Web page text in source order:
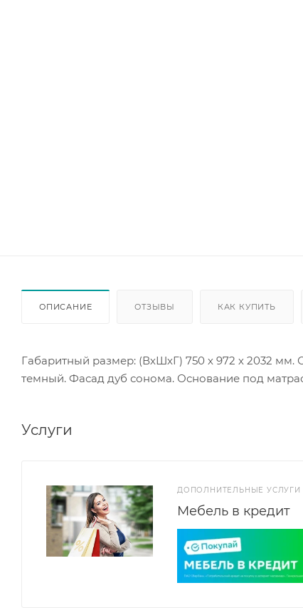
ОПИСАНИЕ ОТЗЫВЫ КАК КУПИТЬ
Габаритный размер: (ВхШхГ) 750 х 972 х 2032
темный. Фасад дуб сонома. Основание под
Услуги
ДОПОЛНИТЕЛЬНЫЕ УСЛУГИ
Мебель в кредит